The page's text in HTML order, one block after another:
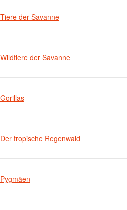
Tiere der Savanne
Wildtiere der Savanne
Gorillas
Der tropische Regenwald
Pygmäen